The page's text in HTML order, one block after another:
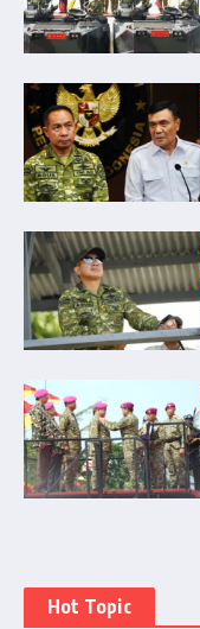
Hot Topic